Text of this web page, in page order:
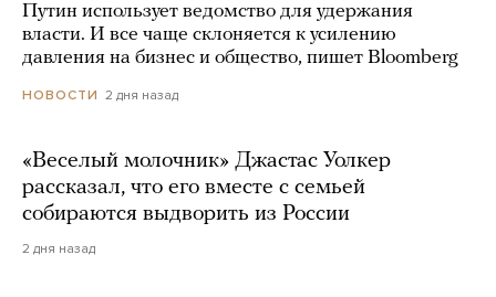
Путин использует ведомство для удержания
власти. И все чаще склоняется к усилению
давления на бизнес и общество, пишет Bloomberg
НОВОСТИ 2 дня назад
«Веселый молочник» Джастас Уолкер
рассказал, что его вместе с семьей
собираются выдворить из России
2 дня назад